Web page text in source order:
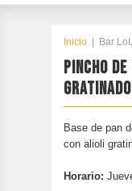
TAPAS
PLANO
PARTICIPA
CONTACTAR
EDICIÓN
Inicio Bar
PINCHO
GRATINADO
Base de pan
con alioli
Horario: